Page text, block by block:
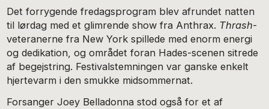
Det forrygende fredagsprogram blev afrundet natten
til lørdag med et glimrende show fra Anthrax. Thrash-
veteranerne fra New York spillede med enorm energi
og dedikation, og området foran Hades-scenen sitrede
af begejstring. Festivalstemningen var ganske enkelt
hjertevarm i den smukke midsommernat.
Forsanger Joey Belladonna stod også for et af